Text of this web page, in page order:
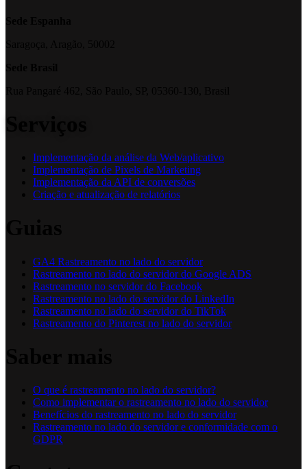
Implementação da análise da Web/aplicativo
Implementação de Pixels de Marketing
Implementação da API de conversões
Criação e atualização de relatórios
GA4 Rastreamento no lado do servidor
Rastreamento no lado do servidor do Google ADS
Rastreamento no servidor do Facebook
Rastreamento no lado do servidor do LinkedIn
Rastreamento no lado do servidor do TikTok
Rastreamento do Pinterest no lado do servidor
O que é rastreamento no lado do servidor?
Como implementar o rastreamento no lado do servidor
Benefícios do rastreamento no lado do servidor
Rastreamento no lado do servidor e conformidade com o
GDPR